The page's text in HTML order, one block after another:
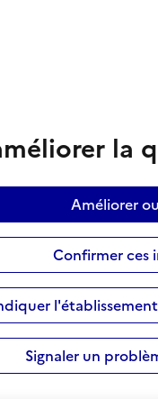
la
Améliorer
Confirmer ces
Signaler un